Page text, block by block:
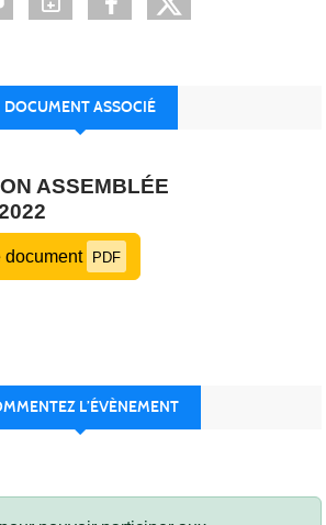
DOCUMENT ASSOCIÉ
ASSEMBLÉE
document PDF
L’ÉVÈNEMENT